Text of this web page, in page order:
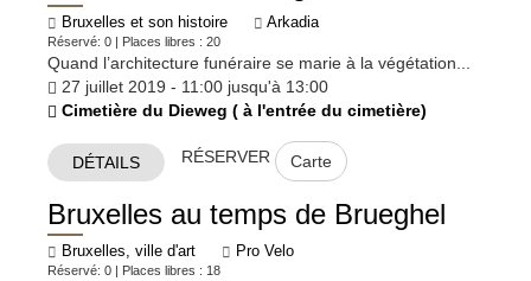
Bruxelles et son histoire Arkadia
Réservé: 0 | Places libres : 20
Quand l’architecture funéraire se marie à la végétation...
27 juillet 2019 - 11:00 jusqu'à 13:00
Cimetière du Dieweg ( à l'entrée du cimetière)
DÉTAILS RÉSERVER Carte
Bruxelles au temps de Brueghel
Bruxelles, ville d'art Pro Velo
Réservé: 0 | Places libres : 18